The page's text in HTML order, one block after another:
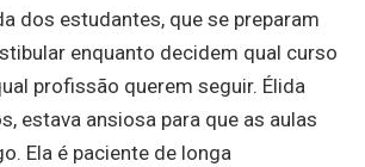
dos estudantes, que se preparam
enquanto decidem qual curso
profissão querem seguir. Élida
estava ansiosa para que as aulas
Ela é paciente de longa